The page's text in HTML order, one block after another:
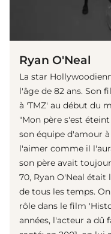
Ryan O'Neal
La star
l'âge de 82 ans. Son
à 'TMZ' au début du
"Mon père s'est
son équipe d'amour
l'aimer comme il
son père avait
70, Ryan O'Neal était
de tous les temps.
rôle dans le film
années, l'acteur a dû